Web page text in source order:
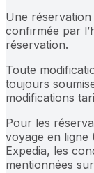
Une réservation
confirmée par
réservation.
Toute
toujours
modifications
Pour les
voyage en ligne
Expedia, les
mentionnées